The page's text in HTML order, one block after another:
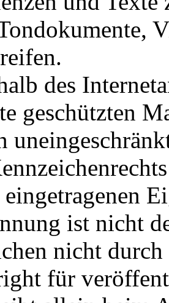
des
geschützten
ist nicht
nicht
für